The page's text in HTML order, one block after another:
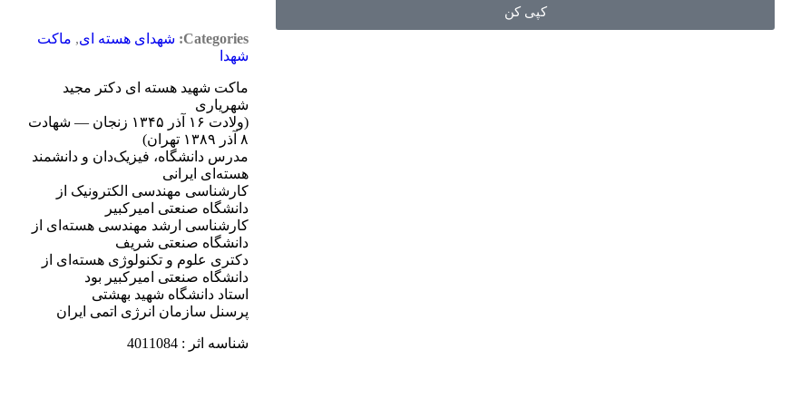
کپی کن
Categories: شهدای هسته ای, ماکت
شهدا
ماکت شهید هسته ای دکتر مجید
شهریاری
(ولادت ۱۶ آذر ۱۳۴۵ زنجان — شهادت
۸ آذر ۱۳۸۹ تهران)
مدرس دانشگاه، فیزیک‌دان و دانشمند
هسته‌ای ایرانی
کارشناسی مهندسی الکترونیک از
دانشگاه صنعتی امیرکبیر
کارشناسی ارشد مهندسی هسته‌ای از
دانشگاه صنعتی شریف
دکتری علوم و تکنولوژی هسته‌ای از
دانشگاه صنعتی امیرکبیر بود
استاد دانشگاه شهید بهشتی
پرسنل سازمان انرژی اتمی ایران
شناسه اثر : 4011084